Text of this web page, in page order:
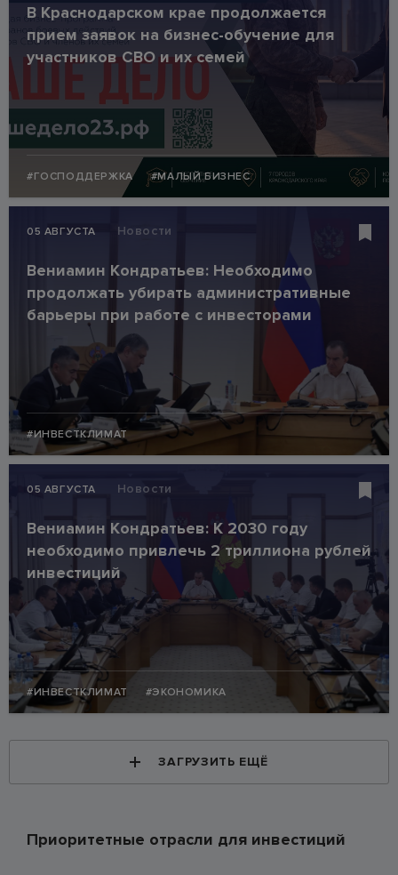
В Краснодарском крае продолжается
прием заявок на бизнес-обучение для
участников СВО и их семей
#ГОСПОДДЕРЖКА #МАЛЫЙ БИЗНЕС
05 АВГУСТА Новости
Вениамин Кондратьев: Необходимо
продолжать убирать административные
барьеры при работе с инвесторами
#ИНВЕСТКЛИМАТ
05 АВГУСТА Новости
Вениамин Кондратьев: К 2030 году
необходимо привлечь 2 триллиона рублей
инвестиций
#ИНВЕСТКЛИМАТ #ЭКОНОМИКА
ЗАГРУЗИТЬ ЕЩЁ
Приоритетные отрасли для инвестиций